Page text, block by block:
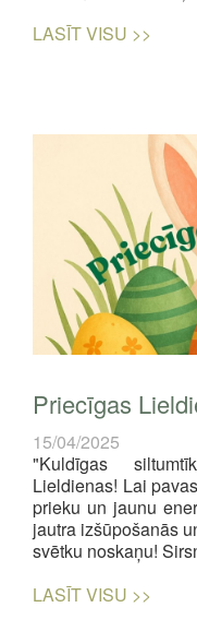
LASĪT VISU >>
Priecīgas
15/04/2025
"Kuldīgas
Lieldienas! Lai
prieku un jaunu
jautra izšūpošanās
svētku noskaņu!
LASĪT VISU >>